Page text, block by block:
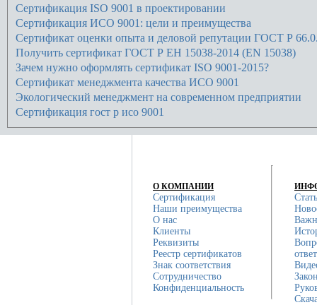
Сертификация ISO 9001 в проектировании
Сертификация ИСО 9001: цели и преимущества
Сертификат оценки опыта и деловой репутации ГОСТ Р
Получить сертификат ГОСТ Р ЕН 15038-2014 (EN 15038)
Зачем нужно оформлять сертификат ISO 9001-2015?
Сертификат менеджмента качества ИСО 9001
Экологический менеджмент на современном предприятии
Сертификация гост р исо 9001
О КОМПАНИИ
Сертификация
Наши преимущества
О нас
Клиенты
Реквизиты
Реестр сертификатов
Знак соответствия
Сотрудничество
Конфиденциальность